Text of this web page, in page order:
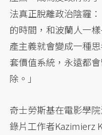
法真正脫離政治陰霾
的時間，和波蘭人
產主義就會變成一種
套價值系統，永遠都
除。」
奇士勞斯基在電影學
錄片工作者Kazimierz